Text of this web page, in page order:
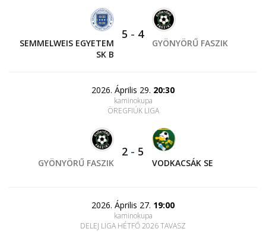
SEMMELWEIS EGYETEM
SK B
5 - 4
GYÖNYÖRŰ FASZIK
2026. Április 29. 20:30
kaminokupa
ÖREGFIÚK LIGA
GYÖNYÖRŰ FASZIK
2 - 5
VODKACSÁK SE
2026. Április 27. 19:00
kaminokupa
DELEJ LIGA HÉTFŐ 2026 TAVASZ